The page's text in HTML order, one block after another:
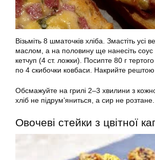
Візьміть 8 шматочків хліба. Змастіть усі
маслом, а на половину ще нанесіть
кетчуп (4 ст. ложки). Посипте 80 г
по 4 скибочки ковбаси. Накрийте рештою
Обсмажуйте на грилі 2–3 хвилини з
хліб не підрум’яниться, а сир не розтане.
Овочеві стейки з цвітної